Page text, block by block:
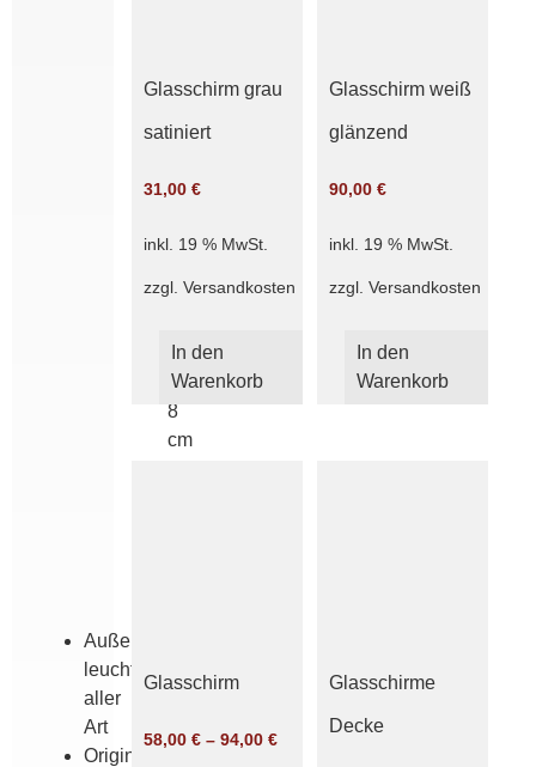
rand
15
Griff­
25
Griffrand
cm
Griffrand
8
cm
Außen­
leuchten
aller
Art
Originale
Glasschirm grau
satiniert
31,00 €
inkl. 19 % MwSt.
zzgl. Versandkosten
In den
Warenkorb
Glasschirm weiß
glänzend
90,00 €
inkl. 19 % MwSt.
zzgl. Versandkosten
In den
Warenkorb
Glasschirm
58,00 €– 94,00 €
Glasschirme
Decke